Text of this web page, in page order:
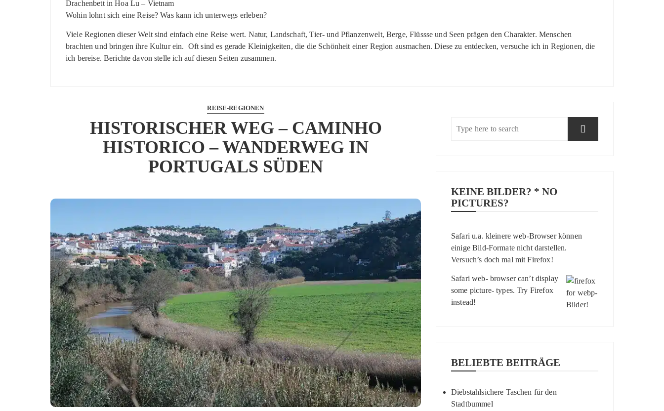
Drachenbett in Hoa Lu – Vietnam
Wohin lohnt sich eine Reise? Was kann ich unterwegs erleben?
Viele Regionen dieser Welt sind einfach eine Reise wert. Natur, Landschaft, Tier- und Pflanzenwelt, Berge, Flüssse und Seen prägen den Charakter. Menschen
brachten und bringen ihre Kultur ein. Oft sind es gerade Kleinigkeiten, die die Schönheit einer Region ausmachen. Diese zu entdecken, versuche ich in Regionen, die
ich bereise. Berichte davon stelle ich auf diesen Seiten zusammen.
REISE-REGIONEN
HISTORISCHER WEG – CAMINHO
HISTORICO – WANDERWEG IN
PORTUGALS SÜDEN
KEINE BILDER? * NO
PICTURES?
Safari u.a. kleinere web-Browser können
einige Bild-Formate nicht darstellen.
Versuch’s doch mal mitFirefox!
Safari web- browser can’t display
some picture- types. Try Firefox
instead!
BELIEBTE BEITRÄGE
Diebstahlsichere Taschen für den
Stadtbummel